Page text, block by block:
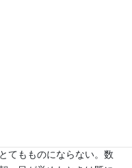
てもものにならない。数